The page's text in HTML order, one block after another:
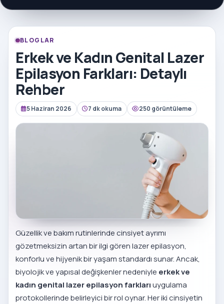
BLOGLAR
Erkek ve Kadın Genital Lazer
Epilasyon Farkları: Detaylı
Rehber
5 Haziran 2026 7 dk okuma 250 görüntüleme
Güzellik ve bakım rutinlerinde cinsiyet ayrımı
gözetmeksizin artan bir ilgi gören lazer epilasyon,
konforlu ve hijyenik bir yaşam standardı sunar. Ancak,
biyolojik ve yapısal değişkenler nedeniyle erkek ve
kadın genital lazer epilasyon farklarıuygulama
protokollerinde belirleyici bir rol oynar. Her iki cinsiyetin